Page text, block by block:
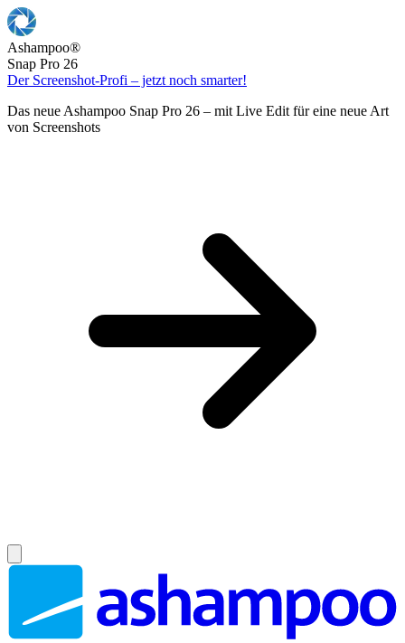
Ashampoo®
Snap Pro 26
Der Screenshot-Profi – jetzt noch smarter!
Das neue Ashampoo Snap Pro 26 – mit Live Edit für eine neue Art
von Screenshots